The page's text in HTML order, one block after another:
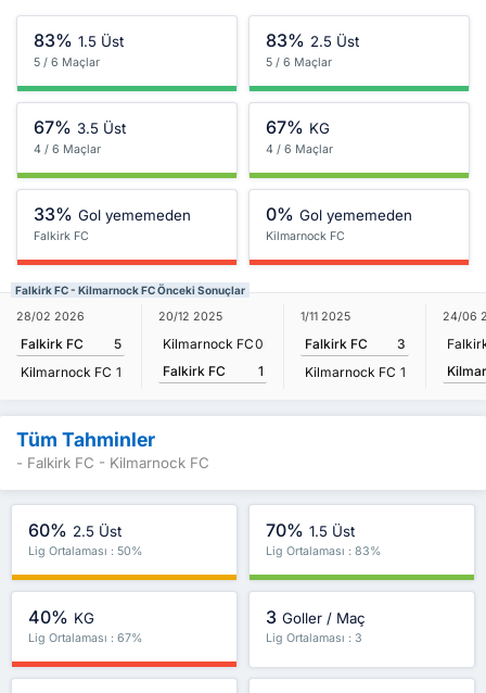
83% 1.5 Üst
5 / 6 Maçlar
83% 2.5 Üst
5 / 6 Maçlar
67% 3.5 Üst
4 / 6 Maçlar
67% KG
4 / 6 Maçlar
33% Gol yememeden
Falkirk FC
0% Gol yememeden
Kilmarnock FC
Falkirk FC - Kilmarnock FC Önceki Sonuçlar
28/02 2026
Falkirk FC
5
Kilmarnock FC 1
20/12 2025
Kilmarnock FC0
Falkirk FC
1
1/11 2025
Falkirk FC
3
Kilmarnock FC 1
24/06
Tüm Tahminler
- Falkirk FC - Kilmarnock FC
60% 2.5 Üst
Lig Ortalaması : 50%
70% 1.5 Üst
Lig Ortalaması : 83%
40% KG
Lig Ortalaması : 67%
3 Goller / Maç
Lig Ortalaması : 3